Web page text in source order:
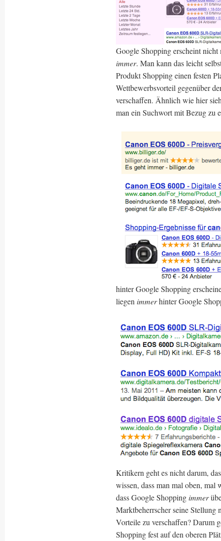
Google Shopping erscheint
immer. Man kann das leicht
Produkt Shopping einen festen
Wettbewerbsvorteil gegenüber
verschaffen. Ähnlich wie hier
man ein Suchwort mit Bezug zu
hinter Google Shopping
liegen immerhinter Google
Kritikern geht es nicht darum,
wissen, dass man mal oben, mal
dass Google Shoppingimmer
Marktbeherrscher seine Stellung
Vorteile zu verschaffen? Darum
Shopping fest auf den oberen